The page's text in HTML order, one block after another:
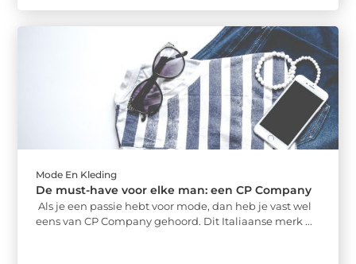
Mode En Kleding
De must-have voor elke man: een CP Company
Als je een passie hebt voor mode, dan heb je vast wel
eens van CP Company gehoord. Dit Italiaanse merk ...